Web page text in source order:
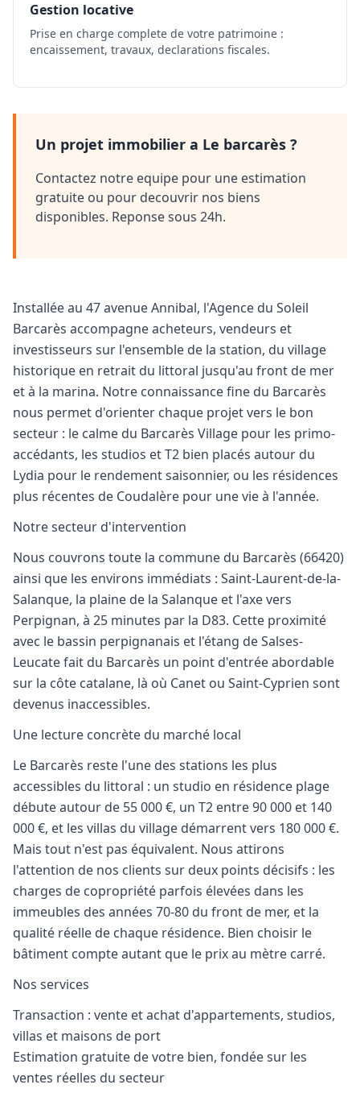
Gestion locative
Prise en charge complete de votre patrimoine :
encaissement, travaux, declarations fiscales.
Un projet immobilier a Le barcarès ?
Contactez notre equipe pour une estimation
gratuite ou pour decouvrir nos biens
disponibles. Reponse sous 24h.
Installée au 47 avenue Annibal, l'Agence du Soleil
Barcarès accompagne acheteurs, vendeurs et
investisseurs sur l'ensemble de la station, du village
historique en retrait du littoral jusqu'au front de mer
et à la marina. Notre connaissance fine du Barcarès
nous permet d'orienter chaque projet vers le bon
secteur : le calme du Barcarès Village pour les primo-
accédants, les studios et T2 bien placés autour du
Lydia pour le rendement saisonnier, ou les résidences
plus récentes de Coudalère pour une vie à l'année.
Notre secteur d'intervention
Nous couvrons toute la commune du Barcarès (66420)
ainsi que les environs immédiats : Saint-Laurent-de-la-
Salanque, la plaine de la Salanque et l'axe vers
Perpignan, à 25 minutes par la D83. Cette proximité
avec le bassin perpignanais et l'étang de Salses-
Leucate fait du Barcarès un point d'entrée abordable
sur la côte catalane, là où Canet ou Saint-Cyprien sont
devenus inaccessibles.
Une lecture concrète du marché local
Le Barcarès reste l'une des stations les plus
accessibles du littoral : un studio en résidence plage
débute autour de 55 000 €, un T2 entre 90 000 et 140
000 €, et les villas du village démarrent vers 180 000 €.
Mais tout n'est pas équivalent. Nous attirons
l'attention de nos clients sur deux points décisifs : les
charges de copropriété parfois élevées dans les
immeubles des années 70-80 du front de mer, et la
qualité réelle de chaque résidence. Bien choisir le
bâtiment compte autant que le prix au mètre carré.
Nos services
Transaction : vente et achat d'appartements, studios,
villas et maisons de port
Estimation gratuite de votre bien, fondée sur les
ventes réelles du secteur